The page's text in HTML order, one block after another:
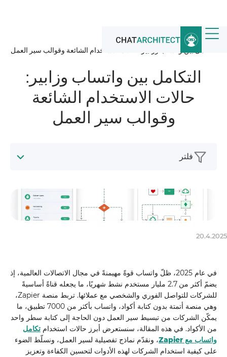
الرئيسية / أخبار /
التكامل بين واتساب وزابير: حالات الاستخدام الشائعة وقوالب سير العمل
التكامل بين واتساب وزابير:
حالات الاستخدام الشائعة
وقوالب سير العمل
20.4.2025
في عام 2025، ظلّ واتساب قوةً مهيمنةً في مجال الاتصالات العالمية، إذ
يضمّ أكثر من 2.7 مليار مستخدم نشط شهريًا، ما يجعله قناةً أساسيةً
للشركات للتواصل الفوري والشخصي مع عملائها. تربط منصة Zapier،
وهي منصة أتمتة بدون كتابة أكواد، واتساب بأكثر من 7000 تطبيق، ما
يمكّن الشركات من تبسيط سير العمل دون الحاجة إلى كتابة سطر واحد
من الأكواد. في هذه المقالة، سنستعرض أبرز حالات استخدام تكامل
واتساب مع Zapier
، ونقدّم نماذج تفصيلية لسير العمل، ونسلّط الضوء
على كيفية استخدام الشركات لهذه الأدوات لتحسين الكفاءة وتعزيز
فلتر